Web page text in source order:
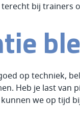
bij trainers
op techniek,
Heb je last van
we op tijd